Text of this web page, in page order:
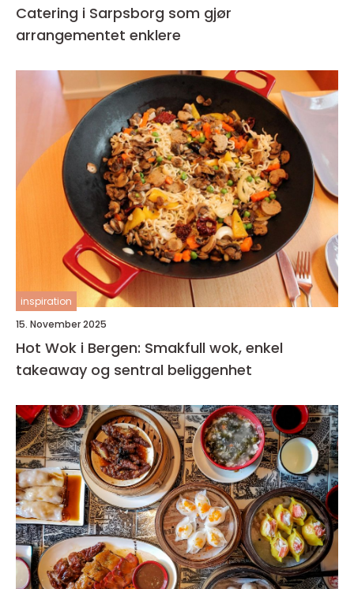
Catering i Sarpsborg som gjør
arrangementet enklere
inspiration
15. November 2025
Hot Wok i Bergen: Smakfull wok, enkel
takeaway og sentral beliggenhet